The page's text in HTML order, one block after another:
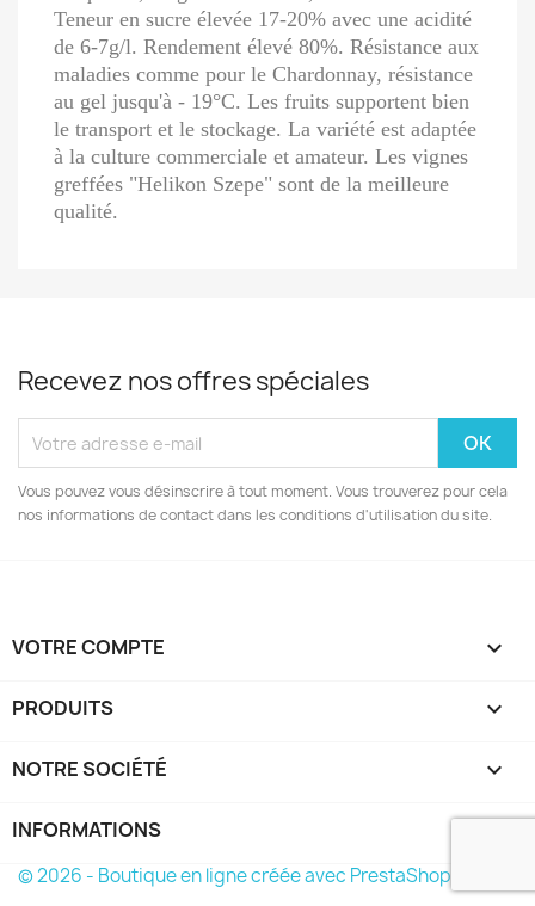
Teneur en sucre élevée 17-20% avec une acidité
de 6-7g/l. Rendement élevé 80%. Résistance aux
maladies comme pour le Chardonnay, résistance
au gel jusqu'à - 19°C. Les fruits supportent bien
le transport et le stockage. La variété est adaptée
à la culture commerciale et amateur. Les vignes
greffées "Helikon Szepe" sont de la meilleure
qualité.
Recevez nos offres spéciales
Vous pouvez vous désinscrire à tout moment. Vous trouverez pour cela
nos informations de contact dans les conditions d'utilisation du site.
VOTRE COMPTE 
PRODUITS 
NOTRE SOCIÉTÉ 
INFORMATIONS
© 2026 - Boutique en ligne créée avec PrestaShop™